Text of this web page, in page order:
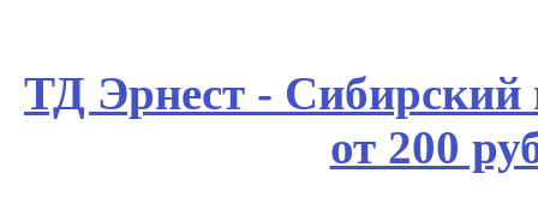
ТД Эрнест - Сибирский
от 200